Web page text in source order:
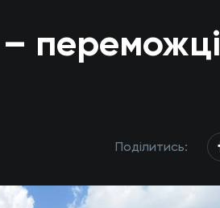
переможці
Поділитись: